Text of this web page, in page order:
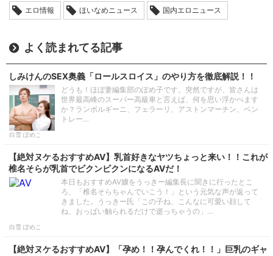
エロ情報 ほいなめニュース 国内エロニュース
よく読まれてる記事
しみけんのSEX奥義「ロールスロイス」のやり方を徹底解説！！
どうも！ほぼ妻編集部のぽめ子です。突然ですが、皆さんは
世界最高峰のスーパー高級車と言えば、何を思い浮かべます
か？ランボルギーニ、フェラーリ、アストンマーチン、ベン
トレー…
白雪 ぽめこ
【絶対ヌケるおすすめAV】乳首好きなヤツちょっと来い！！これが
椎名そらが乳首でビクンビクンになるAVだ！
本日もおすすめAV嬢をうっきー編集長に聞きに行ったとこ
ろ、「椎名そらちゃんでいこう！」という元気な声が返って
きました。うっきー氏「この子ね、こんなに可愛い顔して
ね、おっぱい触られるだけで逝っちゃうの」…
白雪 ぽめこ
【絶対ヌケるおすすめAV】「孕め！！孕んでくれ！！」巨乳のギャ